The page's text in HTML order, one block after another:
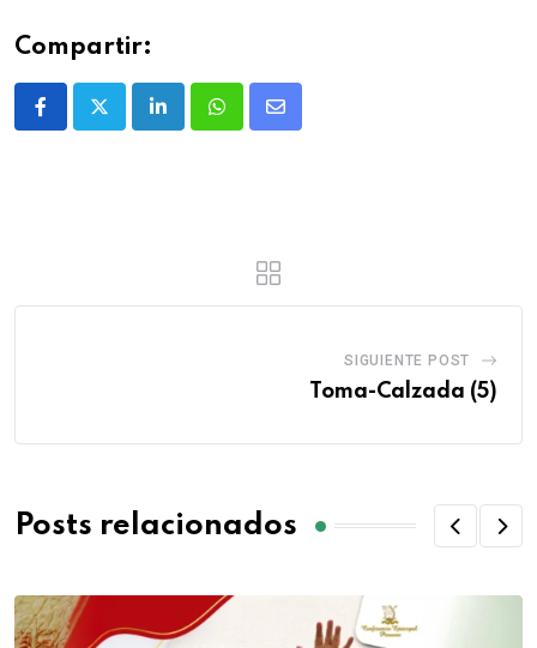
Compartir:
SIGUIENTE POST
Toma-Calzada (5)
Posts relacionados